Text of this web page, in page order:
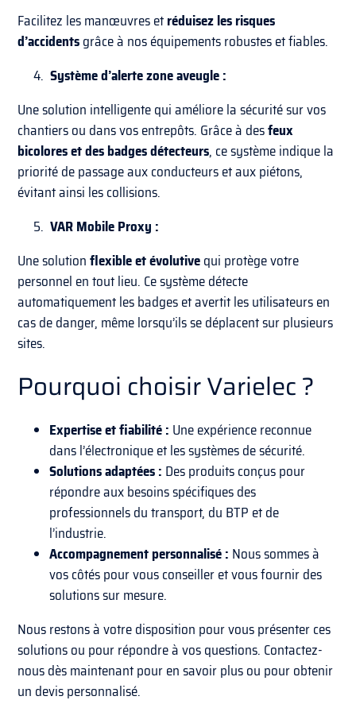
Facilitez les manœuvres etréduisez les risques
d’accidentsgrâce à nos équipements robustes et fiables.
4.Système d’alerte zone aveugle :
Une solution intelligente qui améliore la sécurité sur vos
chantiers ou dans vos entrepôts. Grâce à desfeux
bicolores et des badges détecteurs, ce système indique la
priorité de passage aux conducteurs et aux piétons,
évitant ainsi les collisions.
5.VAR Mobile Proxy :
Une solutionflexible et évolutivequi protège votre
personnel en tout lieu. Ce système détecte
automatiquement les badges et avertit les utilisateurs en
cas de danger, même lorsqu’ils se déplacent sur plusieurs
sites.
Pourquoi choisir Varielec ?
Expertise et fiabilité : Une expérience reconnue
dans l’électronique et les systèmes de sécurité.
Solutions adaptées : Des produits conçus pour
répondre aux besoins spécifiques des
professionnels du transport, du BTP et de
l’industrie.
Accompagnement personnalisé : Nous sommes à
vos côtés pour vous conseiller et vous fournir des
solutions sur mesure.
Nous restons à votre disposition pour vous présenter ces
solutions ou pour répondre à vos questions. Contactez-
nous dès maintenant pour en savoir plus ou pour obtenir
un devis personnalisé.